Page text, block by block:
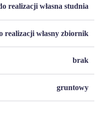
realizacji własna studnia
realizacji własny zbiornik
brak
gruntowy